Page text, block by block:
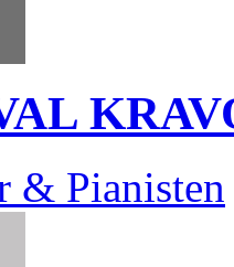
& Pianisten